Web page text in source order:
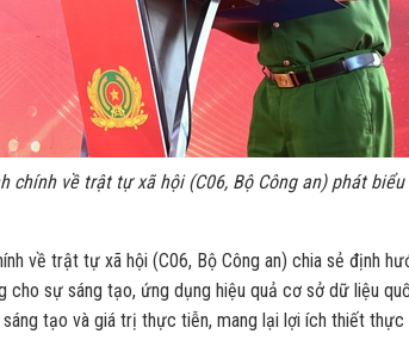
chính về trật tự xã hội (C06, Bộ Công an) phát
về trật tự xã hội (C06, Bộ Công an) chia sẻ định
cho sự sáng tạo, ứng dụng hiệu quả cơ sở dữ liệu
tạo và giá trị thực tiễn, mang lại lợi ích thiết thực